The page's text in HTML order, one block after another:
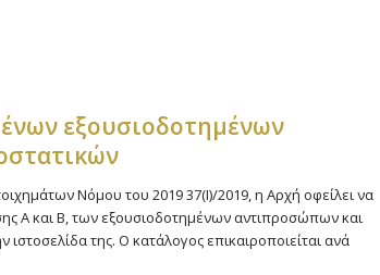
εξουσιοδοτημένων
Νόμου του 2019 37(Ι)/2019, η Αρχή οφείλει να
Α και Β, των εξουσιοδοτημένων αντιπροσώπων και
της. Ο κατάλογος επικαιροποιείται ανά